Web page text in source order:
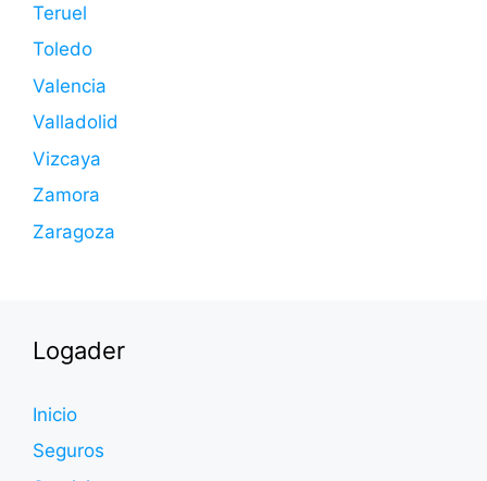
Teruel
Toledo
Valencia
Valladolid
Vizcaya
Zamora
Zaragoza
Logader
Inicio
Seguros